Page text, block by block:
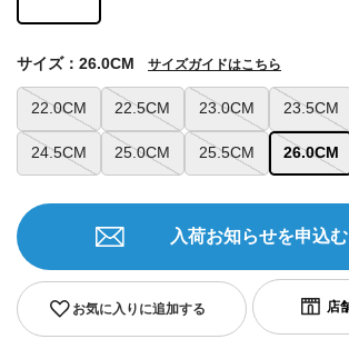
22.0CM 22.5CM 23.0CM 23.5CM
24.5CM 25.0CM 25.5CM 26.0CM
サイズ：26.0CM サイズガイドはこちら
お気に入りに追加する
入荷お知らせを申込む